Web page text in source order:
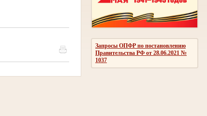
Запросы ОПФР по постановлению
Правительства РФ от 28.06.2021 №
1037